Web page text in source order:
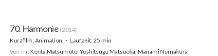
70. Harmonie (2014)
Kurzfilm, Animation
Laufzeit: 25 min
Von mitKenta Matsumoto, Yoshitsugu Matsuoka, Manami Numakura